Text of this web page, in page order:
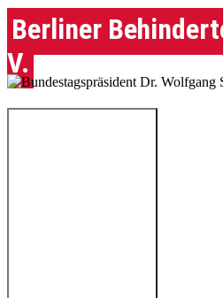
Berliner
V.